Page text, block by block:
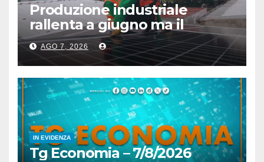
Produzione industriale
rallenta a giugno ma il
trimestre resta positivo
AGO 7, 2026
IN EVIDENZA
Tg Economia – 7/8/2026